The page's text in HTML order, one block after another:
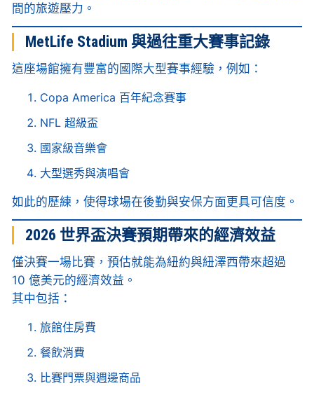
間的旅遊壓力。
MetLife Stadium 與過往重大賽事記錄
這座場館擁有豐富的國際大型賽事經驗，例如：
Copa America 百年紀念賽事
NFL 超級盃
國家級音樂會
大型選秀與演唱會
如此的歷練，使得球場在後勤與安保方面更具可信度。
2026 世界盃決賽預期帶來的經濟效益
僅決賽一場比賽，預估就能為紐約與紐澤西帶來超過
10 億美元的經濟效益。
其中包括：
旅館住房費
餐飲消費
比賽門票與週邊商品